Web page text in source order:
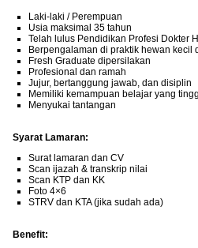
Laki-laki / Perempuan
Usia maksimal 35 tahun
Telah lulus Pendidikan Profesi Dokter
Berpengalaman di praktik hewan kecil
Fresh Graduate dipersilakan
Profesional dan ramah
Jujur, bertanggung jawab, dan disiplin
Memiliki kemampuan belajar yang
Menyukai tantangan
Syarat Lamaran:
Surat lamaran dan CV
Scan ijazah & transkrip nilai
Scan KTP dan KK
Foto 4×6
STRV dan KTA (jika sudah ada)
Benefit: